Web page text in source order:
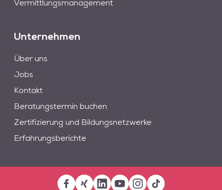
Vermittlungsmanagement
Unternehmen
Über uns
Jobs
Kontakt
Beratungstermin buchen
Zertifizierung und Bildungsnetzwerke
Erfahrungsberichte